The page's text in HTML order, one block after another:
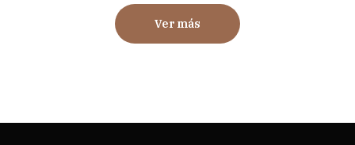
Ver más